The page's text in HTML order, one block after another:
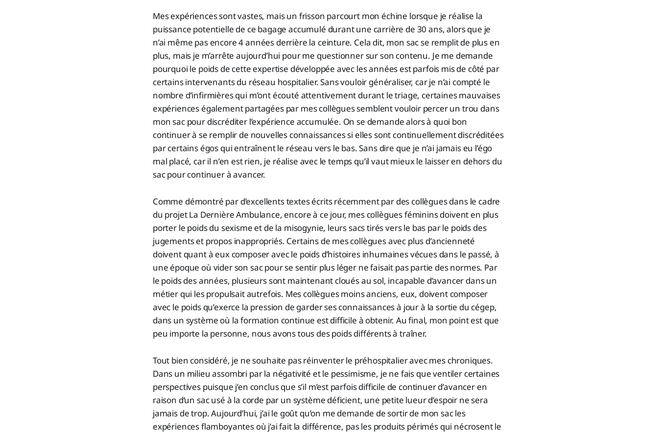
Mes expériences sont vastes, mais un frisson parcourt mon échine lorsque je réalise la
puissance potentielle de ce bagage accumulé durant une carrière de 30 ans, alors que je
n’ai même pas encore 4 années derrière la ceinture. Cela dit, mon sac se remplit de plus en
plus, mais je m’arrête aujourd’hui pour me questionner sur son contenu. Je me demande
pourquoi le poids de cette expertise développée avec les années est parfois mis de côté par
certains intervenants du réseau hospitalier. Sans vouloir généraliser, car je n’ai compté le
nombre d’infirmières qui m’ont écouté attentivement durant le triage, certaines mauvaises
expériences également partagées par mes collègues semblent vouloir percer un trou dans
mon sac pour discréditer l’expérience accumulée. On se demande alors à quoi bon
continuer à se remplir de nouvelles connaissances si elles sont continuellement discréditées
par certains égos qui entraînent le réseau vers le bas. Sans dire que je n’ai jamais eu l’égo
mal placé, car il n’en est rien, je réalise avec le temps qu’il vaut mieux le laisser en dehors du
sac pour continuer à avancer.
Comme démontré par d’excellents textes écrits récemment par des collègues dans le cadre
du projet La Dernière Ambulance, encore à ce jour, mes collègues féminins doivent en plus
porter le poids du sexisme et de la misogynie, leurs sacs tirés vers le bas par le poids des
jugements et propos inappropriés. Certains de mes collègues avec plus d’ancienneté
doivent quant à eux composer avec le poids d’histoires inhumaines vécues dans le passé, à
une époque où vider son sac pour se sentir plus léger ne faisait pas partie des normes. Par
le poids des années, plusieurs sont maintenant cloués au sol, incapable d’avancer dans un
métier qui les propulsait autrefois. Mes collègues moins anciens, eux, doivent composer
avec le poids qu’exerce la pression de garder ses connaissances à jour à la sortie du cégep,
dans un système où la formation continue est difficile à obtenir. Au final, mon point est que
peu importe la personne, nous avons tous des poids différents à traîner.
Tout bien considéré, je ne souhaite pas réinventer le préhospitalier avec mes chroniques.
Dans un milieu assombri par la négativité et le pessimisme, je ne fais que ventiler certaines
perspectives puisque j’en conclus que s’il m’est parfois difficile de continuer d’avancer en
raison d’un sac usé à la corde par un système déficient, une petite lueur d’espoir ne sera
jamais de trop. Aujourd’hui, j’ai le goût qu’on me demande de sortir de mon sac les
expériences flamboyantes où j’ai fait la différence, pas les produits périmés qui nécrosent le